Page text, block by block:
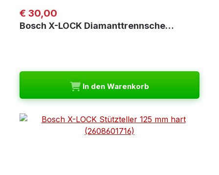
Regulärer Preis:
€ 30,00
Bosch X-LOCK Diamanttrennsche…
In den Warenkorb